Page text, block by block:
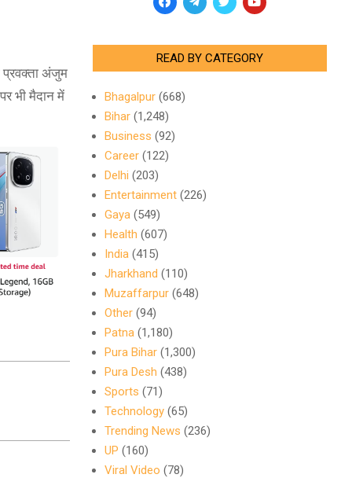
प्रवक्ता अंजुम
भी मैदान में
READ BY CATEGORY
Bhagalpur(668)
Bihar(1,248)
Business (92)
Career(122)
Delhi (203)
Entertainment(226)
Gaya(549)
Health (607)
India(415)
Jharkhand (110)
Muzaffarpur(648)
Other(94)
Patna(1,180)
Pura Bihar(1,300)
Pura Desh (438)
Sports (71)
Technology(65)
Trending News (236)
UP (160)
Viral Video (78)